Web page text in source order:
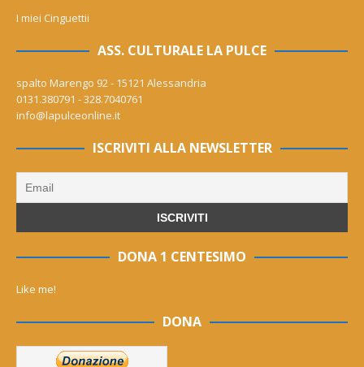
I miei Cinguettii
ASS. CULTURALE LA PULCE
spalto Marengo 92 - 15121 Alessandria
0131.380791 - 328.7040761
info@lapulceonline.it
ISCRIVITI ALLA NEWSLETTER
DONA 1 CENTESIMO
Like me!
DONA